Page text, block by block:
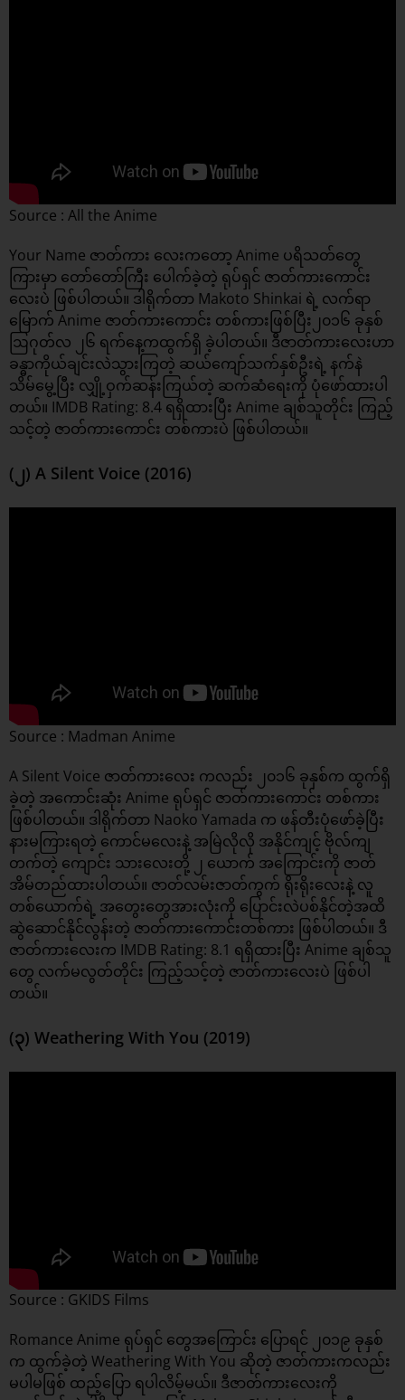
Source : All the Anime
Your Name ဇာတ်ကား လေးကတော့ Anime ပရိသတ်တွေ
ကြားမှာ တော်တော်ကြီး ပေါက်ခဲ့တဲ့ ရုပ်ရှင် ဇာတ်ကားကောင်း
လေးပဲ ဖြစ်ပါတယ်။ ဒါရိုက်တာ Makoto Shinkai ရဲ့ လက်ရာ
မြောက် Anime ဇာတ်ကားကောင်း တစ်ကားဖြစ်ပြီး၂၀၁၆ ခုနှစ်
ဩဂုတ်လ ၂၆ ရက်နေ့ကထွက်ရှိ ခဲ့ပါတယ်။ ဒီဇာတ်ကားလေးဟာ
ခန္ဓာကိုယ်ချင်းလဲသွားကြတဲ့ ဆယ်ကျော်သက်နှစ်ဦးရဲ့ နက်နဲ
သိမ်မွေ့ပြီး လျှို့ဝှက်ဆန်းကြယ်တဲ့ ဆက်ဆံရေးကို ပုံဖော်ထားပါ
တယ်။ IMDB Rating: 8.4 ရရှိထားပြီး Anime ချစ်သူတိုင်း ကြည့်
သင့်တဲ့ ဇာတ်ကားကောင်း တစ်ကားပဲ ဖြစ်ပါတယ်။
(၂) A Silent Voice (2016)
Source : Madman Anime
A Silent Voice ဇာတ်ကားလေး ကလည်း ၂၀၁၆ ခုနှစ်က ထွက်ရှိ
ခဲ့တဲ့ အကောင်းဆုံး Anime ရုပ်ရှင် ဇာတ်ကားကောင်း တစ်ကား
ဖြစ်ပါတယ်။ ဒါရိုက်တာ Naoko Yamada က ဖန်တီးပုံဖော်ခဲ့ပြီး
နားမကြားရတဲ့ ကောင်မလေးနဲ့ အမြဲလိုလို အနိုင်ကျင့် ဗိုလ်ကျ
တက်တဲ့ ကျောင်း သားလေးတို့ ၂ ယောက် အကြောင်းကို ဇာတ်
အိမ်တည်ထားပါတယ်။ ဇာတ်လမ်းဇာတ်ကွက် ရိုးရိုးလေးနဲ့ လူ
တစ်ယောက်ရဲ့ အတွေးတွေအားလုံးကို ပြောင်းလဲပစ်နိုင်တဲ့အထိ
ဆွဲဆောင်နိုင်လွန်းတဲ့ ဇာတ်ကားကောင်းတစ်ကား ဖြစ်ပါတယ်။ ဒီ
ဇာတ်ကားလေးက IMDB Rating: 8.1 ရရှိထားပြီး Anime ချစ်သူ
တွေ လက်မလွတ်တိုင်း ကြည့်သင့်တဲ့ ဇာတ်ကားလေးပဲ ဖြစ်ပါ
တယ်။
(၃) Weathering With You (2019)
Source : GKIDS Films
Romance Anime ရုပ်ရှင် တွေအကြောင်း ပြောရင် ၂၀၁၉ ခုနှစ်
က ထွက်ခဲ့တဲ့ Weathering With You ဆိုတဲ့ ဇာတ်ကားကလည်း
မပါမဖြစ် ထည့်ပြော ရပါလိမ့်မယ်။ ဒီဇာတ်ကားလေးကို